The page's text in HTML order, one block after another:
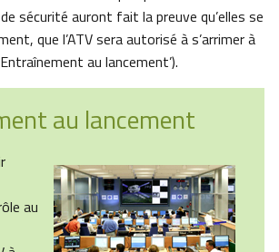
sécurité auront fait la preuve qu’elles se
que l’ATV sera autorisé à s’arrimer à
au lancement’).
au lancement
au